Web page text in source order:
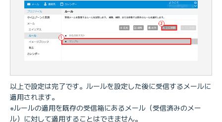
以上で設定は完了です。ルールを設定した後に受信するメールに
適用されます。
※ルールの適用を既存の受信箱にあるメール（受信済みのメー
ル）に対して適用することはできません。